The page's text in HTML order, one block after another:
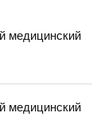
медицинский
медицинский